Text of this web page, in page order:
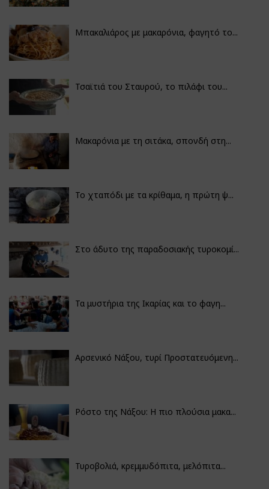
Μπακαλιάρος με μακαρόνια, φαγητό το...
Τσαϊτιά του Σταυρού, το πιλάφι του...
Μακαρόνια με τη σιτάκα, σπονδή στη...
Το χταπόδι με τα κρίθαμα, η πρώτη ψ...
Στο άδυτο της παραδοσιακής τυροκομί...
Τα μυστήρια της Ικαρίας και το φαγη...
Αρσενικό Νάξου, τυρί Προστατευόμενη...
Ρόστο της Νάξου: Η πιο πλούσια μακα...
Τυροβολιά, κρεμμυδόπιτα, μελόπιτα...